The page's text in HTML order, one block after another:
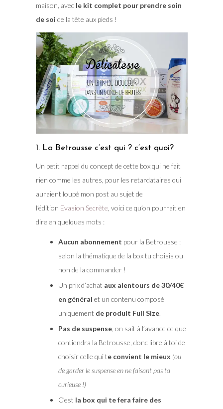
maison, avecle kit complet pour prendre soin
de soi de la tête aux pieds !
1. La Betrousse c’est qui ? c’est quoi?
Un petit rappel du concept de cette box qui ne fait
rien comme les autres, pour les retardataires qui
auraient loupé mon post au sujet de
l’édition Evasion Secrète , voici ce qu’on pourrait en
dire en quelques mots :
Aucun abonnement pour la Betrousse :
selon la thématique de la box tu choisis ou
non de la commander !
Un prix d’achat aux alentours de 30/40€
en général et un contenu composé
uniquement de produit Full Size.
Pas de suspense, on sait à l’avance ce que
contiendra la Betrousse, donc libre à toi de
choisir celle qui te convient le mieux (ou
de garder le suspense en ne faisant pas ta
curieuse !)
C’est la box qui te fera faire des